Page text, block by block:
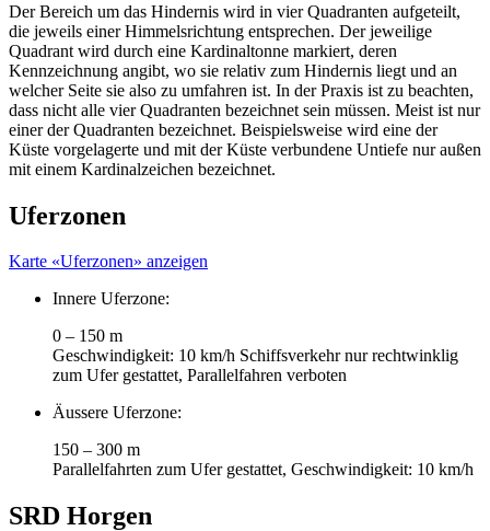
Der Bereich um das Hindernis wird in vier Quadranten aufgeteilt,
die jeweils einer Himmelsrichtung entsprechen. Der jeweilige
Quadrant wird durch eine Kardinaltonne markiert, deren
Kennzeichnung angibt, wo sie relativ zum Hindernis liegt und an
welcher Seite sie also zu umfahren ist. In der Praxis ist zu beachten,
dass nicht alle vier Quadranten bezeichnet sein müssen. Meist ist nur
einer der Quadranten bezeichnet. Beispielsweise wird eine der
Küste vorgelagerte und mit der Küste verbundene Untiefe nur außen
mit einem Kardinalzeichen bezeichnet.
Uferzonen
Karte «Uferzonen» anzeigen
Innere Uferzone:
0 – 150 m
Geschwindigkeit: 10 km/h Schiffsverkehr nur rechtwinklig
zum Ufer gestattet, Parallelfahren verboten
Äussere Uferzone:
150 – 300 m
Parallelfahrten zum Ufer gestattet, Geschwindigkeit: 10 km/h
SRD Horgen